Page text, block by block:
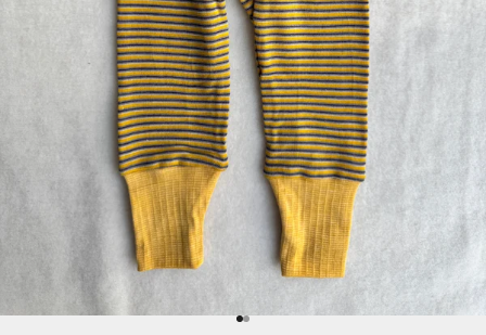
Gå til element 1
Gå til element 2